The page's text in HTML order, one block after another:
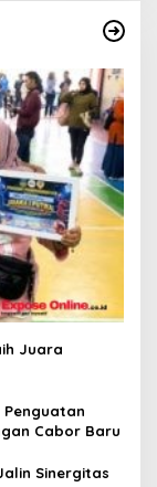
Juara
Penguatan
Cabor Baru
Sinergitas